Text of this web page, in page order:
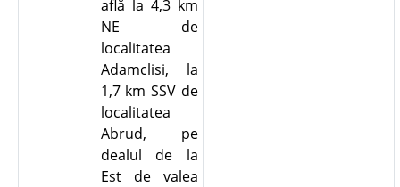
află la 4,3 km
NE de
localitatea
Adamclisi, la
1,7 km SSV de
localitatea
Abrud, pe
dealul de la
Est de valea